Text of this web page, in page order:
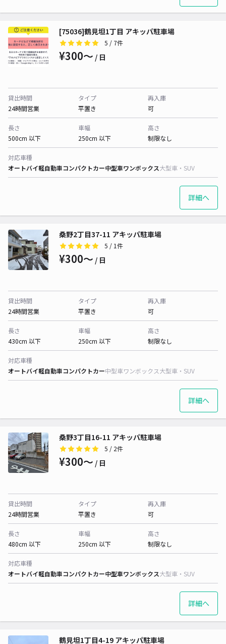
[75036]鶴見坦1丁目 アキッパ駐車場
5 / 7件
¥300〜 / 日
貸出時間
24時間営業
タイプ
平置き
再入庫
可
長さ
500cm 以下
車幅
250cm 以下
高さ
制限なし
対応車種
オートバイ軽自動車コンパクトカー中型車ワンボックス大型車・SUV
詳細へ
桑野2丁目37-11 アキッパ駐車場
5 / 1件
¥300〜 / 日
貸出時間
24時間営業
タイプ
平置き
再入庫
可
長さ
430cm 以下
車幅
250cm 以下
高さ
制限なし
対応車種
オートバイ軽自動車コンパクトカー中型車ワンボックス大型車・SUV
詳細へ
桑野3丁目16-11 アキッパ駐車場
5 / 2件
¥300〜 / 日
貸出時間
24時間営業
タイプ
平置き
再入庫
可
長さ
480cm 以下
車幅
250cm 以下
高さ
制限なし
対応車種
オートバイ軽自動車コンパクトカー中型車ワンボックス大型車・SUV
詳細へ
鶴見坦1丁目4-19 アキッパ駐車場